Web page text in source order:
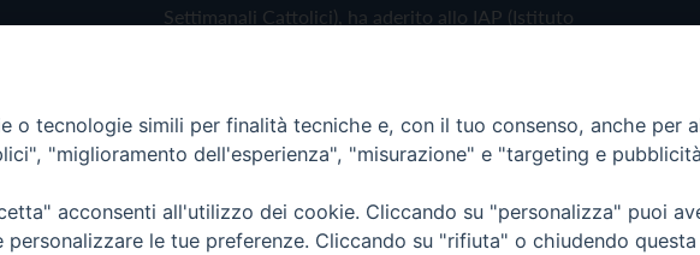
Settimanali Cattolici), ha aderito allo IAP (Istituto
Privacy Policy Cookie Policy
- Vita Trentina Editrice
o tecnologie simili per finalità tecniche e, con il tuo consenso, anche per
"miglioramento dell'esperienza", "misurazione" e "targeting e
acconsenti all'utilizzo dei cookie. Cliccando su "personalizza" puoi
le tue preferenze. Cliccando su "rifiuta" o chiudendo